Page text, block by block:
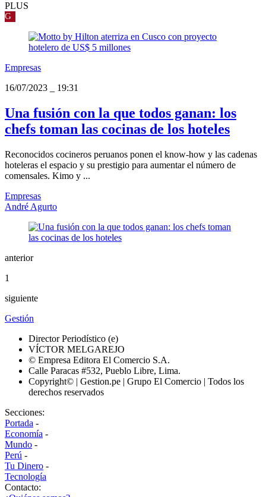
PLUS
G
Empresas
16/07/2023
19:31
Una fusión con la que todos ganan: los
chefs toman las cocinas de los hoteles
Reconocidos cocineros peruanos ponen el know-how y las cadenas
hoteleras el espacio y su prestigio para aumentar el número de
comensales. Kimo y ...
Empresas
André Agurto
anterior
1
siguiente
Gestión
Director Periodístico (e)
VÍCTOR MELGAREJO
© Empresa Editora El Comercio S.A.
Calle Paracas #532, Pueblo Libre, Lima.
Copyright© | Gestion.pe | Grupo El Comercio | Todos los
derechos reservados
Secciones:
Portada -
Economía -
Mundo -
Perú -
Tu Dinero -
Tecnología
Contacto: